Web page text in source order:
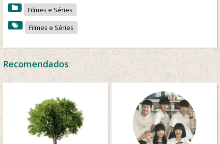
Filmes e Séries
Filmes e Séries
Recomendados